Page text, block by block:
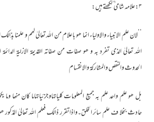
۳:علامہ شامی ؒ لکھتے ہیں:
’’لان علم الانبیاء والاولیاء انما ھو باعلام من اللہ تعالیٰ لھم و علمنا
اللہ تعالیٰ الذی تفرد بہ و ھو صفات من صفاتہ القدیمۃ الازلیۃ الدائمۃ
الحدوث والنقص والمشارکۃ والانقسام
بل ھو علم واحد علم بہ جمیع المعلومات کلیاتہاوجزئیاتہاما کان منھا
حادث بخلا ف علم سائر الخلق۔واذاتقرر ذالک فعلم اللہ تعالیٰ المذکور